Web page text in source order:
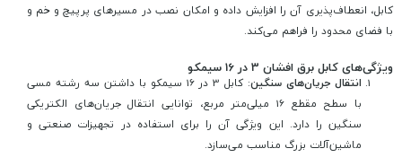
کابل، انعطاف‌پذیری آن را افزایش داده و امکان نصب در مسیرهای پرپیچ و خم و
با فضای محدود را فراهم می‌کند.
ویژگی‌های کابل برق افشان 3 در 16 سیمکو
انتقال جریان‌های سنگین
: کابل 3 در 16 سیمکو با داشتن سه رشته مسی
با سطح مقطع 16 میلی‌متر مربع، توانایی انتقال جریان‌های الکتریکی
سنگین را دارد. این ویژگی آن را برای استفاده در تجهیزات صنعتی و
ماشین‌آلات بزرگ مناسب می‌سازد.